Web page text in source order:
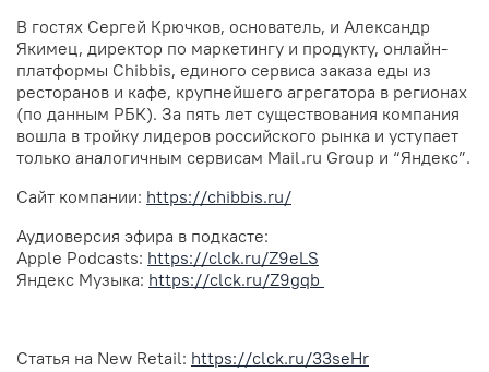
В гостях Сергей Крючков, основатель, и Александр
Якимец, директор по маркетингу и продукту, онлайн-
платформы Chibbis, единого сервиса заказа еды из
ресторанов и кафе, крупнейшего агрегатора в регионах
(по данным РБК). За пять лет существования компания
вошла в тройку лидеров российского рынка и уступает
только аналогичным сервисам Mail.ru Group и “Яндекс”.
Сайт компании: https://chibbis.ru/
Аудиоверсия эфира в подкасте:
Apple Podcasts: https://clck.ru/Z9eLS
Яндекс Музыка: https://clck.ru/Z9gqb
Статья на New Retail: https://clck.ru/33seHr